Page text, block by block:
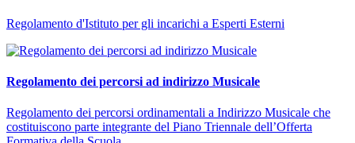
Regolamento d'Istituto per gli incarichi a Esperti Esterni
Regolamento dei percorsi ad indirizzo Musicale
Regolamento dei percorsi ordinamentali a Indirizzo Musicale che
costituiscono parte integrante del Piano Triennale dell’Offerta